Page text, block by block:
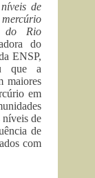
de
mercúrio
do Rio
do
ENSP,
que a
maiores
em
níveis de
de
com